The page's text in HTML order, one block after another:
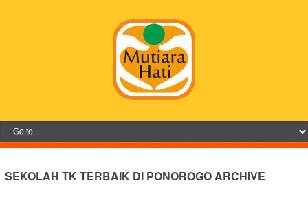
SEKOLAH TK TERBAIK DI PONOROGO ARCHIVE